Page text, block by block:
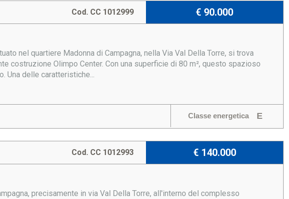
€ 90.000
Cod. CC 1012999
nel quartiere Madonna di Campagna, nella Via Val Della Torre, si trova
costruzione Olimpo Center. Con una superficie di 80 m², questo spazioso
Una delle caratteristiche...
Classe energetica E
€ 140.000
Cod. CC 1012993
precisamente in via Val Della Torre, all'interno del complesso